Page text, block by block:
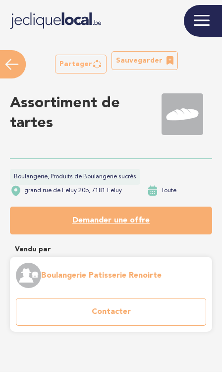
Partager
Sauvegarder
Assortiment de
tartes
Boulangerie, Produits de Boulangerie sucrés
grand rue de Feluy 20b, 7181 Feluy Toute
Demander une offre
Vendu par
Boulangerie Patisserie Renoirte
Contacter